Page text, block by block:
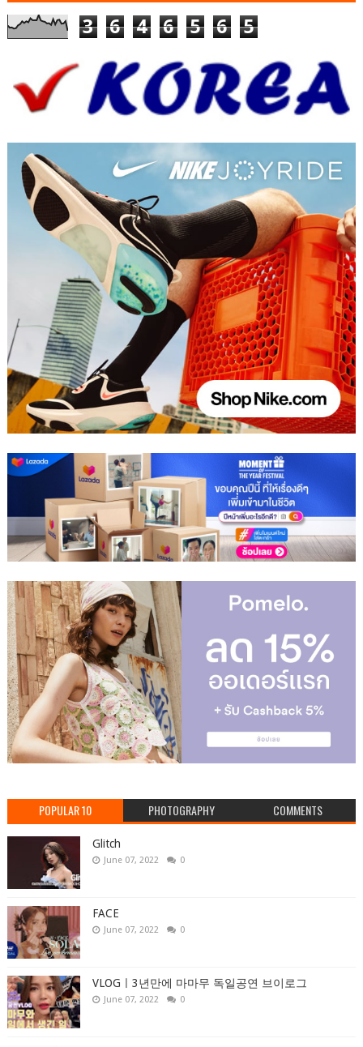
3 6 4 6 5 6 5
POPULAR 10 PHOTOGRAPHY COMMENTS
Glitch
June 07, 2022 0
FACE
June 07, 2022 0
VLOGㅣ3년만에 마마무 독일공연 브이로그
June 07, 2022 0